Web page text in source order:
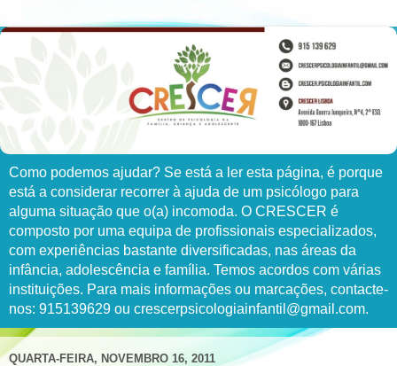
Como podemos ajudar? Se está a ler esta página, é porque
está a considerar recorrer à ajuda de um psicólogo para
alguma situação que o(a) incomoda. O CRESCER é
composto por uma equipa de profissionais especializados,
com experiências bastante diversificadas, nas áreas da
infância, adolescência e família. Temos acordos com várias
instituições. Para mais informações ou marcações, contacte-
nos: 915139629 ou crescerpsicologiainfantil@gmail.com.
QUARTA-FEIRA, NOVEMBRO 16, 2011